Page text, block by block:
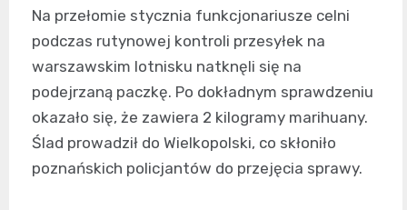
Na przełomie stycznia funkcjonariusze celni
podczas rutynowej kontroli przesyłek na
warszawskim lotnisku natknęli się na
podejrzaną paczkę. Po dokładnym sprawdzeniu
okazało się, że zawiera 2 kilogramy marihuany.
Ślad prowadził do Wielkopolski, co skłoniło
poznańskich policjantów do przejęcia sprawy.